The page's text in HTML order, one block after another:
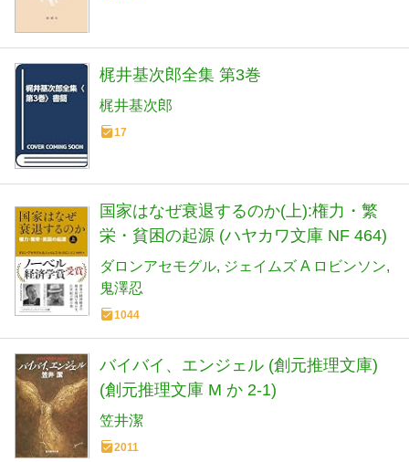
梶井基次郎全集 第3巻
梶井基次郎
17
国家はなぜ衰退するのか(上):権力・繁
栄・貧困の起源 (ハヤカワ文庫 NF 464)
ダロンアセモグル ジェイムズ A ロビンソン
鬼澤忍
1044
バイバイ、エンジェル (創元推理文庫)
(創元推理文庫 M か 2-1)
笠井潔
2011